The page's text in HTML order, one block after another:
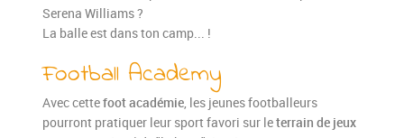
Serena Williams ?
La balle est dans ton camp... !
Football Academy
Avec cettefoot académie, les jeunes footballeurs
pourront pratiquer leur sport favori sur leterrain de jeux